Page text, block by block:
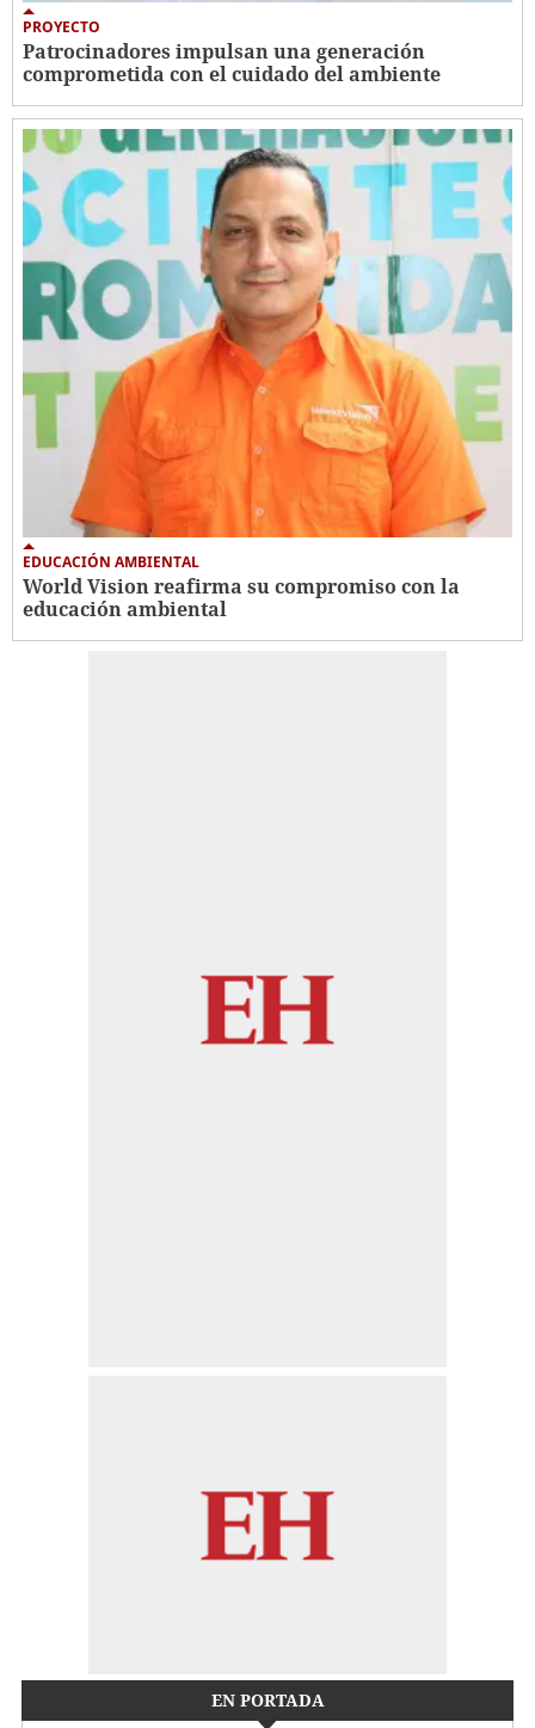
PROYECTO
Patrocinadores impulsan una generación
comprometida con el cuidado del ambiente
EDUCACIÓN AMBIENTAL
World Vision reafirma su compromiso con la
educación ambiental
EN PORTADA